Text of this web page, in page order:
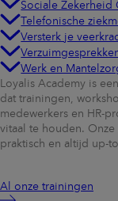
Sociale Zekerheid
Telefonische
Versterk je
Werk en
Loyalis Academy is
dat trainingen,
medewerkers en HR-
vitaal te houden. Onze
praktisch en altijd up-
Al onze trainingen